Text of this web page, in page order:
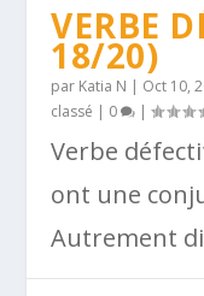
VERBE
18/20)
par Katia N | Oct 10,
classé | 0 |
Verbe
ont une
Autrement